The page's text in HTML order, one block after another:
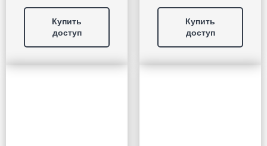
Купить
доступ
Купить
доступ